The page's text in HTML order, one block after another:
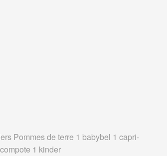
Pommes de terre 1 babybel 1 capri-
1 kinder